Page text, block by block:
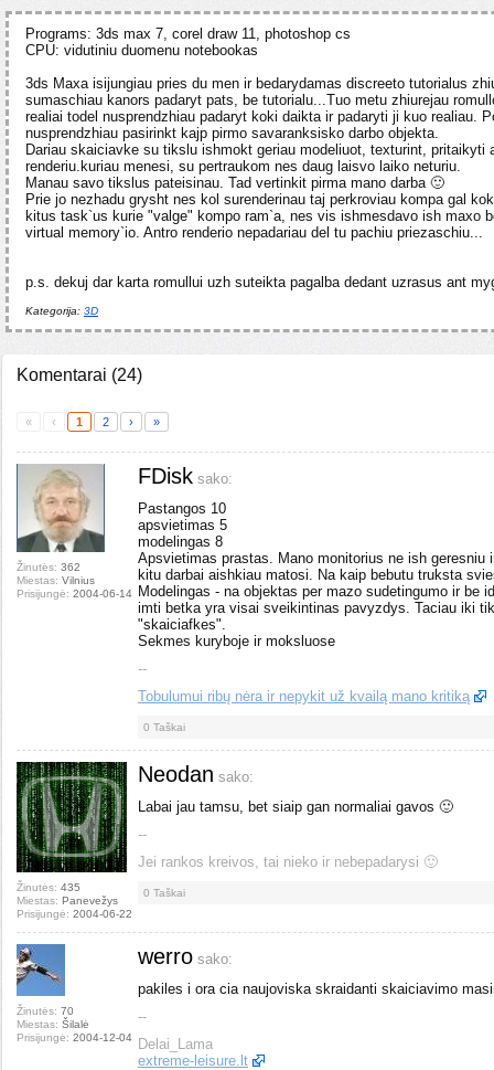
Programs: 3ds max 7, corel draw 11, photoshop cs
CPU: vidutiniu duomenu notebookas
3ds Maxa isijungiau pries du men ir bedarydamas discreeto tutorialus
sumaschiau kanors padaryt pats, be tutorialu...Tuo metu zhiurejau
realiai todel nusprendzhiau padaryt koki daikta ir padaryti ji kuo realiau.
nusprendzhiau pasirinkt kajp pirmo savaranksisko darbo objekta.
Dariau skaiciavke su tikslu ishmokt geriau modeliuot, texturint, pritaikyti
renderiu.kuriau menesi, su pertraukom nes daug laisvo laiko neturiu.
Manau savo tikslus pateisinau. Tad vertinkit pirma mano darba 🙂
Prie jo nezhadu grysht nes kol surenderinau taj perkroviau kompa gal
kitus task`us kurie "valge" kompo ram`a, nes vis ishmesdavo ish maxo
virtual memory`io. Antro renderio nepadariau del tu pachiu priezaschiu...
p.s. dekuj dar karta romullui uzh suteikta pagalba dedant uzrasus ant
Kategorija: 3D
Komentarai (24)
« ‹ 1 2 › »
Žinutės: 362
Miestas: Vilnius
Prisijungė: 2004-06-14
FDisk sako:
Pastangos 10
apsvietimas 5
modelingas 8
Apsvietimas prastas. Mano monitorius ne ish geresniu
kitu darbai aishkiau matosi. Na kaip bebutu truksta
Modelingas - na objektas per mazo sudetingumo ir be
imti betka yra visai sveikintinas pavyzdys. Taciau iki
"skaiciafkes".
Sekmes kuryboje ir moksluose
--
Tobulumui ribų nėra ir nepykit už kvailą mano kritiką
0 Taškai
Žinutės: 435
Miestas: Panevežys
Prisijungė: 2004-06-22
Neodan sako:
Labai jau tamsu, bet siaip gan normaliai gavos 🙂
--
Jei rankos kreivos, tai nieko ir nebepadarysi 🙂
0 Taškai
Žinutės: 70
Miestas: Šilalė
Prisijungė: 2004-12-04
werro sako:
pakiles i ora cia naujoviska skraidanti skaiciavimo
--
Delai_Lama
extreme-leisure.lt